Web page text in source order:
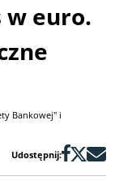
w euro.
Bankowej" i
Udostępnij: